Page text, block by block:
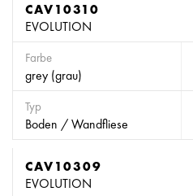
CAV10310
EVOLUTION
Farbe
grey (grau)
Typ
Boden / Wandfliese
CAV10309
EVOLUTION